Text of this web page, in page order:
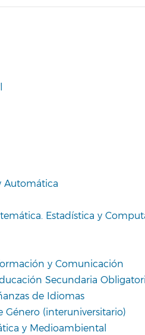
Automática
Estadística y
y Comunicación
Secundaria
de Idiomas
(interuniversitario)
y Medioambiental